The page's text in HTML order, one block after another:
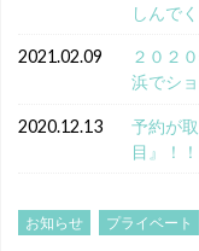
しんで
2021.02.09
２０２
浜でシ
2020.12.13
予約が
目』！！
お知らせ プライベート